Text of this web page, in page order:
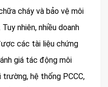
cháy và bảo vệ môi
nhiên, nhiều doanh
các tài liệu chứng
giá tác động môi
hệ thống PCCC,